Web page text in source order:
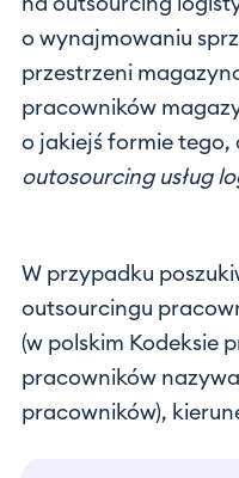
o wynajmowaniu
przestrzeni
pracowników
o jakiejś formie tego,
outosourcing usług
W przypadku
outsourcingu
(w polskim Kodeksie
pracowników
pracowników),